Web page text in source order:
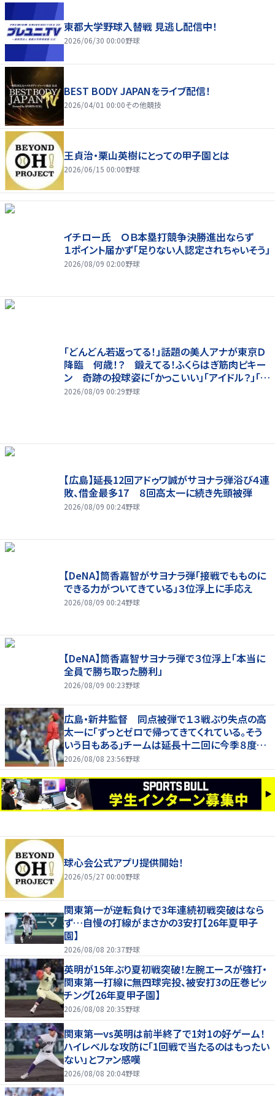
東都大学野球入替戦 見逃し配信中！
2026/06/30 00:00野球
BEST BODY JAPANをライブ配信！
2026/04/01 00:00その他競技
王貞治・栗山英樹にとっての甲子園とは
2026/06/15 00:00野球
イチロー氏 ＯＢ本塁打競争決勝進出ならず
１ポイント届かず「足りない人認定されちゃいそう」
2026/08/09 02:00野球
「どんどん若返ってる！」話題の美人アナが東京Ｄ
降臨 何歳！？ 鍛えてる！ふくらはぎ筋肉ピキー
ン 奇跡の投球姿に「かっこいい」「アイドル？」「女
神」
2026/08/09 00:29野球
【広島】延長12回アドゥワ誠がサヨナラ弾浴び４連
敗、借金最多17 ８回高太一に続き先頭被弾
2026/08/09 00:24野球
【DeNA】筒香嘉智がサヨナラ弾「接戦でもものに
できる力がついてきている」３位浮上に手応え
2026/08/09 00:24野球
【DeNA】筒香嘉智サヨナラ弾で３位浮上「本当に
全員で勝ち取った勝利」
2026/08/09 00:23野球
広島・新井監督 同点被弾で１３戦ぶり失点の高
太一に「ずっとゼロで帰ってきてくれている。そう
いう日もある」チームは延長十二回に今季８度目
サヨナラ負け
2026/08/08 23:56野球
球心会公式アプリ提供開始！
2026/05/27 00:00野球
関東第一が逆転負けで3年連続初戦突破はなら
ず…自慢の打線がまさかの3安打【26年夏甲子
園】
2026/08/08 20:37野球
英明が15年ぶり夏初戦突破！左腕エースが強打・
関東第一打線に無四球完投、被安打3の圧巻ピッ
チング【26年夏甲子園】
2026/08/08 20:35野球
関東第一vs英明は前半終了で1対1の好ゲーム！
ハイレベルな攻防に「1回戦で当たるのはもったい
ない」とファン感嘆
2026/08/08 20:04野球